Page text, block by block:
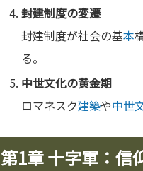
封建制度の変遷
封建制度が社会の基本
る。
中世文化の黄金期
ロマネスク建築や中世
第1章 十字軍：信